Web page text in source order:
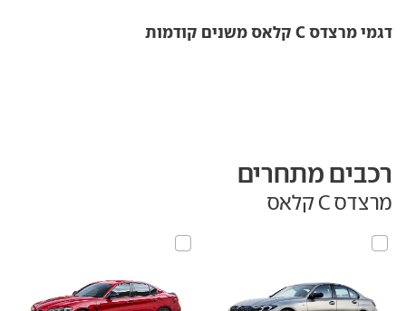
דגמי מרצדס C קלאס משנים קודמות
רכבים מתחרים
מרצדס C קלאס